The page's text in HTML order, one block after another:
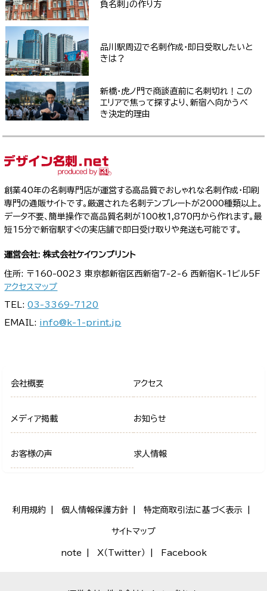
負名刺」の作り方
品川駅周辺で名刺作成・即日受取したいと
きは？
新橋・虎ノ門で商談直前に名刺切れ！この
エリアで焦って探すより、新宿へ向かうべ
き決定的理由
創業40年の名刺専門店が運営する高品質でおしゃれな名刺作成・印刷
専門の通販サイトです。厳選された名刺テンプレートが2000種類以上。
データ不要、簡単操作で高品質名刺が100枚1,870円から作れます。最
短15分で新宿駅すぐの実店舗で即日受け取りや発送も可能です。
運営会社: 株式会社ケイワンプリント
住所: 〒160-0023 東京都新宿区西新宿7-2-6 西新宿K-1ビル5F
アクセスマップ
TEL:03-3369-7120
EMAIL: info@k-1-print.jp
会社概要 アクセス
メディア掲載 お知らせ
お客様の声 求人情報
利用規約 個人情報保護方針 特定商取引法に基づく表示
サイトマップ
note X（Twitter） Facebook